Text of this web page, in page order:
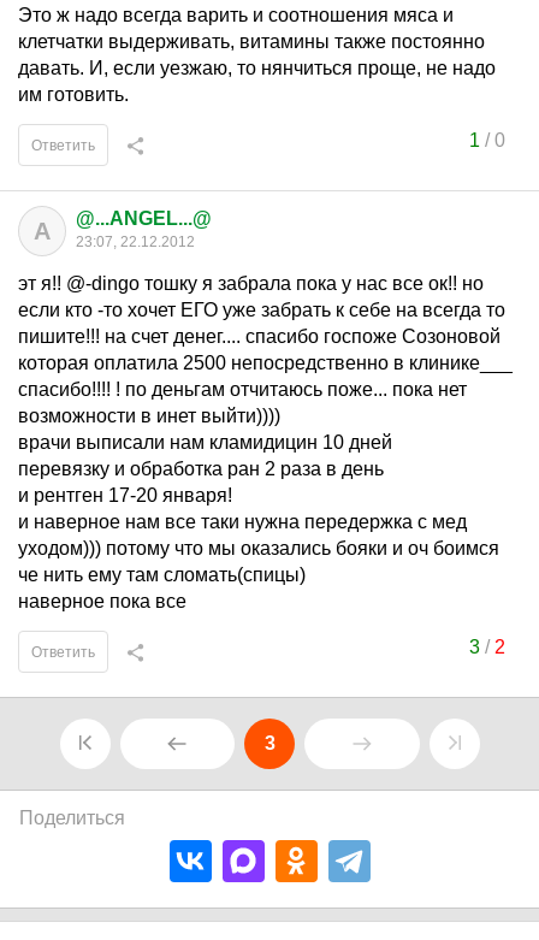
Это ж надо всегда варить и соотношения мяса и
клетчатки выдерживать, витамины также постоянно
давать. И, если уезжаю, то нянчиться проще, не надо
им готовить.
1 /0
Ответить
A @...ANGEL...@
23:07, 22.12.2012
эт я!! @-dingo тошку я забрала пока у нас все ок!! но
если кто -то хочет ЕГО уже забрать к себе на всегда то
пишите!!! на счет денег.... спасибо госпоже Созоновой
которая оплатила 2500 непосредственно в клинике___
спасибо!!!! ! по деньгам отчитаюсь поже... пока нет
возможности в инет выйти))))
врачи выписали нам кламидицин 10 дней
перевязку и обработка ран 2 раза в день
и рентген 17-20 января!
и наверное нам все таки нужна передержка с мед
уходом))) потому что мы оказались бояки и оч боимся
че нить ему там сломать(спицы)
наверное пока все
3/ 2
Ответить
3
Поделиться